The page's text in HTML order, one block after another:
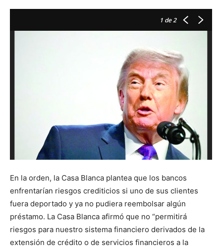
1 de 2
En la orden, la Casa Blanca plantea que los bancos
enfrentarían riesgos crediticios si uno de sus clientes
fuera deportado y ya no pudiera reembolsar algún
préstamo. La Casa Blanca afirmó que no “permitirá
riesgos para nuestro sistema financiero derivados de la
extensión de crédito o de servicios financieros a la